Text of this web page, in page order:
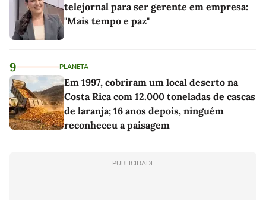
telejornal para ser gerente em empresa:
"Mais tempo e paz"
9 PLANETA
Em 1997, cobriram um local deserto na
Costa Rica com 12.000 toneladas de cascas
de laranja; 16 anos depois, ninguém
reconheceu a paisagem
PUBLICIDADE